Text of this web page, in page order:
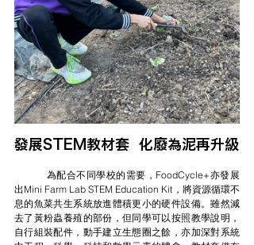
發展STEM教材套  化廢為泥再升級
出Mini Farm Lab STEM Education Kit，將資源循環不
息的魚菜共生系統放進體積更小的硬件設備。雖然減
去了黃粉蟲養殖的部份，但同學可以按照教學說明，
自行組裝配件，動手建立生態圈之餘，亦加深對系統